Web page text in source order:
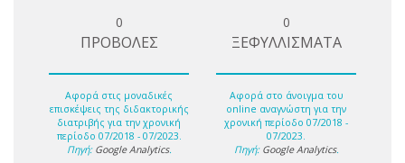
0
ΠΡΟΒΟΛΕΣ
Αφορά στις μοναδικές
επισκέψεις της διδακτορικής
διατριβής για την χρονική
περίοδο 07/2018 - 07/2023.
Πηγή: Google Analytics.
0
ΞΕΦΥΛΛΙΣΜΑΤΑ
Αφορά στο άνοιγμα του
online αναγνώστη για την
χρονική περίοδο 07/2018 -
07/2023.
Πηγή: Google Analytics.